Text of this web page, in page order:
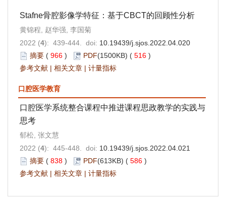
Stafne骨腔影像学特征：基于CBCT的回顾性分析
黄锦程, 赵华强, 李国菊
2022 (4): 439-444. doi: 10.19439/j.sjos.2022.04.020
摘要 ( 966 ) PDF(1500KB) ( 516 )
参考文献 | 相关文章 | 计量指标
口腔医学教育
口腔医学系统整合课程中推进课程思政教学的实践与
思考
郁松, 张文慧
2022 (4): 445-448. doi: 10.19439/j.sjos.2022.04.021
摘要 ( 838 ) PDF(613KB) ( 586 )
参考文献 | 相关文章 | 计量指标